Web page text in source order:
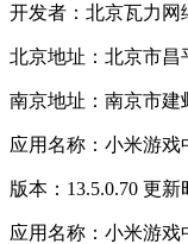
开发者：北京瓦力网
北京地址：北京市昌
南京地址：南京市建
应用名称：小米游戏
版本：13.5.0.70 更新
应用名称：小米游戏